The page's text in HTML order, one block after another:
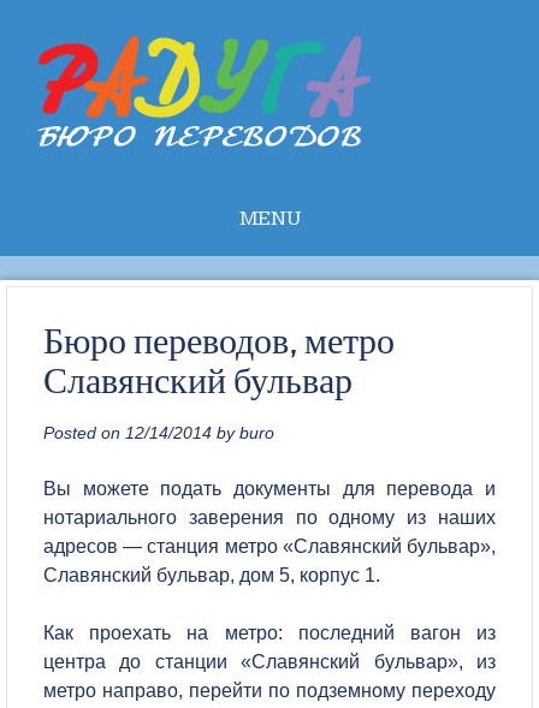
MENU
Бюро переводов, метро
Славянский бульвар
Posted on 12/14/2014 byburo
Вы можете подать документы для перевода и
нотариального заверения по одному из наших
адресов — станция метро «Славянский бульвар»,
Славянский бульвар, дом 5, корпус 1.
Как проехать на метро: последний вагон из
центра до станции «Славянский бульвар», из
метро направо, перейти по подземному переходу